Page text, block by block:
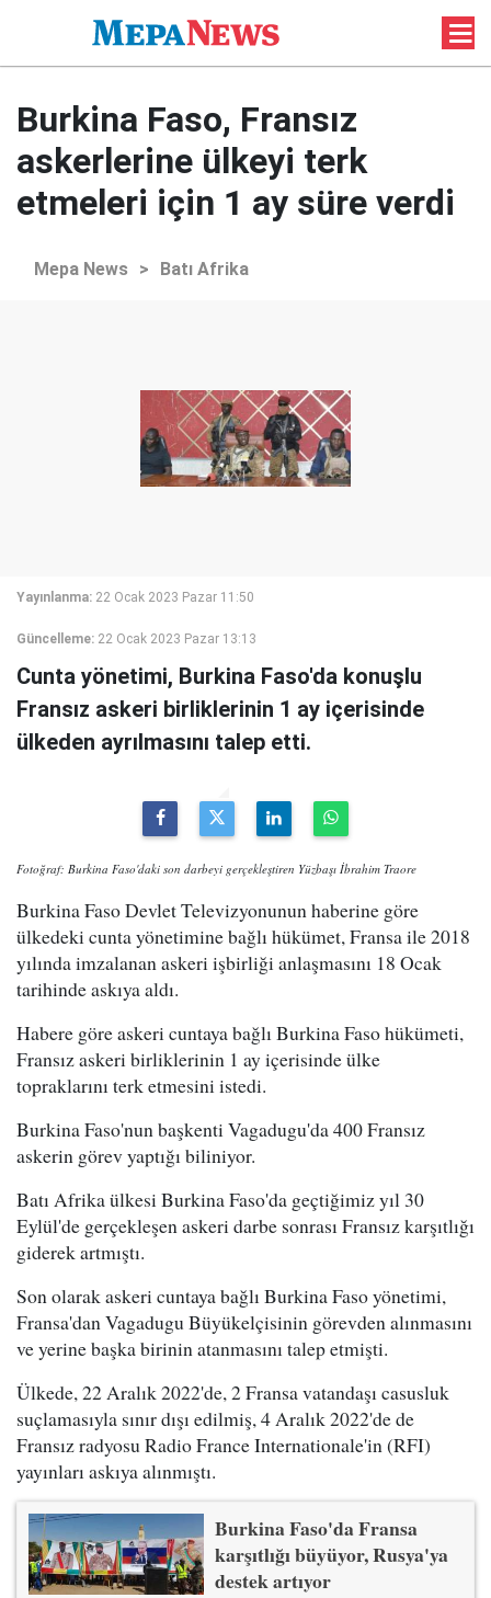
Burkina Faso, Fransız
askerlerine ülkeyi terk
etmeleri için 1 ay süre verdi
Mepa News > Batı Afrika
Yayınlanma: 22 Ocak 2023 Pazar 11:50
Güncelleme: 22 Ocak 2023 Pazar 13:13
Cunta yönetimi, Burkina Faso'da konuşlu
Fransız askeri birliklerinin 1 ay içerisinde
ülkeden ayrılmasını talep etti.
Fotoğraf: Burkina Faso'daki son darbeyi gerçekleştiren Yüzbaşı İbrahim Traore
Burkina Faso Devlet Televizyonunun haberine göre
ülkedeki cunta yönetimine bağlı hükümet, Fransa ile 2018
yılında imzalanan askeri işbirliği anlaşmasını 18 Ocak
tarihinde askıya aldı.
Habere göre askeri cuntaya bağlı Burkina Faso hükümeti,
Fransız askeri birliklerinin 1 ay içerisinde ülke
topraklarını terk etmesini istedi.
Burkina Faso'nun başkenti Vagadugu'da 400 Fransız
askerin görev yaptığı biliniyor.
Batı Afrika ülkesi Burkina Faso'da geçtiğimiz yıl 30
Eylül'de gerçekleşen askeri darbe sonrası Fransız karşıtlığı
giderek artmıştı.
Son olarak askeri cuntaya bağlı Burkina Faso yönetimi,
Fransa'dan Vagadugu Büyükelçisinin görevden alınmasını
ve yerine başka birinin atanmasını talep etmişti.
Ülkede, 22 Aralık 2022'de, 2 Fransa vatandaşı casusluk
suçlamasıyla sınır dışı edilmiş, 4 Aralık 2022'de de
Fransız radyosu Radio France Internationale'in (RFI)
yayınları askıya alınmıştı.
Burkina Faso'da Fransa
karşıtlığı büyüyor, Rusya'ya
destek artıyor